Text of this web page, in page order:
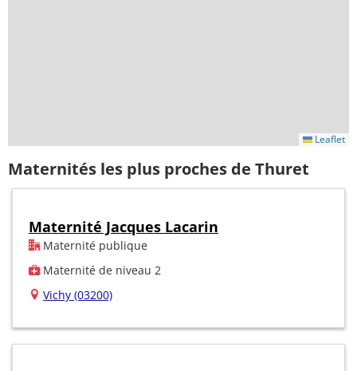
Leaflet
Maternités les plus proches de Thuret
Maternité Jacques Lacarin
Maternité publique
Maternité de niveau 2
Vichy (03200)